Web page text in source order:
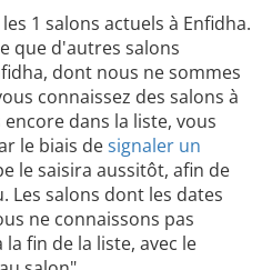
1 salons actuels à Enfidha.
que d'autres salons
dont nous ne sommes
connaissez des salons à
dans la liste, vous
le biais designaler un
le saisira aussitôt, afin de
Les salons dont les dates
ne connaissons pas
fin de la liste, avec le